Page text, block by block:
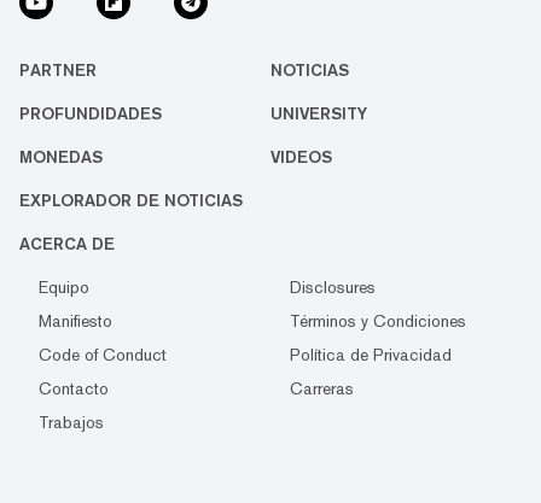
PARTNER NOTICIAS
PROFUNDIDADES UNIVERSITY
MONEDAS VIDEOS
EXPLORADOR DE NOTICIAS
ACERCA DE
Equipo
Disclosures
Manifiesto
Términos y Condiciones
Code of Conduct
Política de Privacidad
Contacto
Carreras
Trabajos